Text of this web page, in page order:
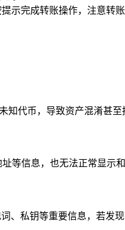
示完成转账操作，注意
代币，导致资产混淆甚至
等信息，也无法正常显示和
私钥等重要信息，若发